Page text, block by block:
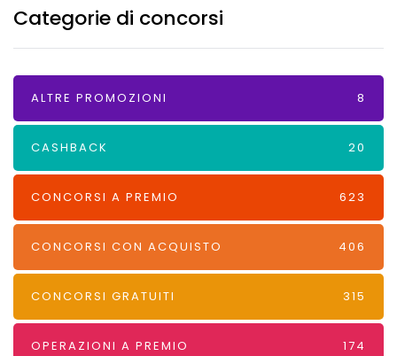
Categorie di concorsi
ALTRE PROMOZIONI 8
CASHBACK 20
CONCORSI A PREMIO 623
CONCORSI CON ACQUISTO 406
CONCORSI GRATUITI 315
OPERAZIONI A PREMIO 174